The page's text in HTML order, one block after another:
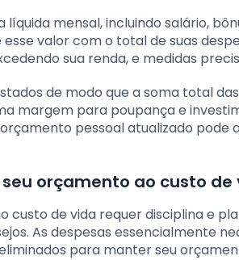
líquida mensal, incluindo salário,
valor com o total de suas
sua renda, e medidas
de modo que a soma total
margem para poupança e
pessoal atualizado pode
orçamento ao custo de
custo de vida requer disciplina e
As despesas essencialmente
para manter seu